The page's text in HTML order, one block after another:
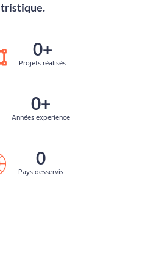
tristique.
0+
Projets réalisés
0+
Années experience
0
Pays desservis